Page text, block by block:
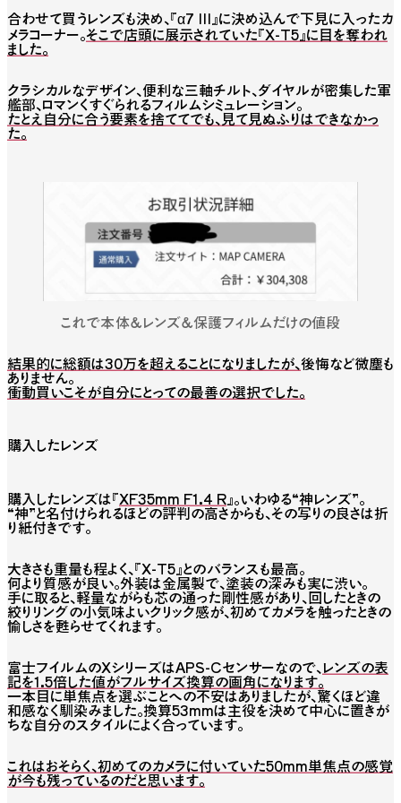
合わせて買うレンズも決め、『α7 III』に決め込んで下見に入ったカ
メラコーナー。そこで店頭に展示されていた『X-T5』に目を奪われ
ました。
クラシカルなデザイン、便利な三軸チルト、ダイヤルが密集した軍
艦部、ロマンくすぐられるフィルムシミュレーション。
たとえ自分に合う要素を捨ててでも、見て見ぬふりはできなかっ
た。
これで本体＆レンズ＆保護フィルムだけの値段
結果的に総額は30万を超えることになりましたが、後悔など微塵も
ありません。
衝動買いこそが自分にとっての最善の選択でした。
購入したレンズ
購入したレンズは『XF35mm F1.4 R 』。いわゆる“神レンズ”。
“神”と名付けられるほどの評判の高さからも、その写りの良さは折
り紙付きです。
大きさも重量も程よく、『X-T5』とのバランスも最高。
何より質感が良い。外装は金属製で、塗装の深みも実に渋い。
手に取ると、軽量ながらも芯の通った剛性感があり、回したときの
絞りリングの小気味よいクリック感が、初めてカメラを触ったときの
愉しさを甦らせてくれます。
富士フイルムのXシリーズはAPS-Cセンサーなので、 レンズの表
記を1.5倍した値がフルサイズ換算の画角になります。
一本目に単焦点を選ぶことへの不安はありましたが、驚くほど違
和感なく馴染みました。換算53mmは主役を決めて中心に置きが
ちな自分のスタイルによく合っています。
これはおそらく、初めてのカメラに付いていた50mm単焦点の感覚
が今も残っているのだと思います。